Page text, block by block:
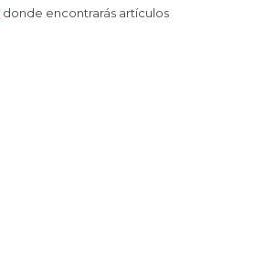
donde encontrarás artículos